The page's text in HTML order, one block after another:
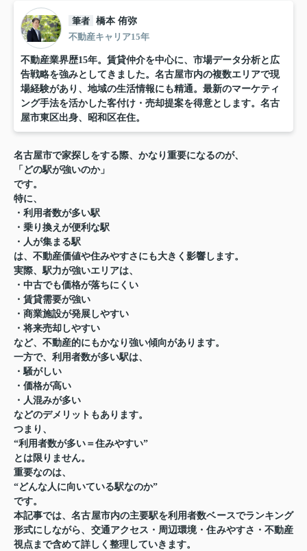
筆者 橋本 侑弥
不動産キャリア15年
不動産業界歴15年。賃貸仲介を中心に、市場データ分析と広
告戦略を強みとしてきました。名古屋市内の複数エリアで現
場経験があり、地域の生活情報にも精通。最新のマーケティ
ング手法を活かした客付け・売却提案を得意とします。名古
屋市東区出身、昭和区在住。
名古屋市で家探しをする際、かなり重要になるのが、
「どの駅が強いのか」
です。
特に、
・利用者数が多い駅
・乗り換えが便利な駅
・人が集まる駅
は、不動産価値や住みやすさにも大きく影響します。
実際、駅力が強いエリアは、
・中古でも価格が落ちにくい
・賃貸需要が強い
・商業施設が発展しやすい
・将来売却しやすい
など、不動産的にもかなり強い傾向があります。
一方で、利用者数が多い駅は、
・騒がしい
・価格が高い
・人混みが多い
などのデメリットもあります。
つまり、
“利用者数が多い＝住みやすい”
とは限りません。
重要なのは、
“どんな人に向いている駅なのか”
です。
本記事では、名古屋市内の主要駅を利用者数ベースでランキング
形式にしながら、交通アクセス・周辺環境・住みやすさ・不動産
視点まで含めて詳しく整理していきます。